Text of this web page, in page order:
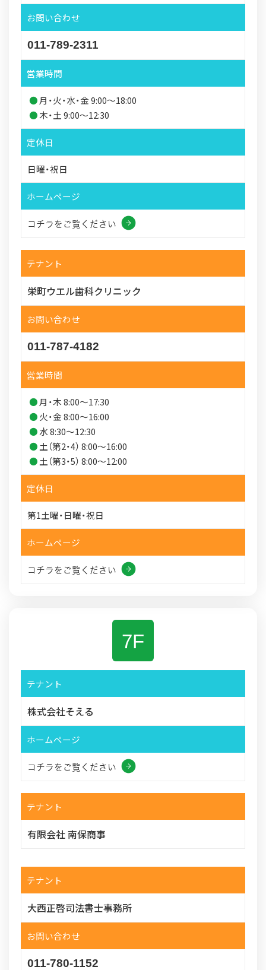
お問い合わせ
011-789-2311
営業時間
月・火・水・金 9:00～18:00
木・土 9:00～12:30
定休日
日曜・祝日
ホームページ
コチラをご覧ください
テナント
栄町ウエル歯科クリニック
お問い合わせ
011-787-4182
営業時間
月・木 8:00～17:30
火・金 8:00～16:00
水 8:30～12:30
土（第2・4） 8:00～16:00
土（第3・5） 8:00～12:00
定休日
第1土曜・日曜・祝日
ホームページ
コチラをご覧ください
7F
テナント
株式会社そえる
ホームページ
コチラをご覧ください
テナント
有限会社 南保商事
テナント
大西正啓司法書士事務所
お問い合わせ
011-780-1152